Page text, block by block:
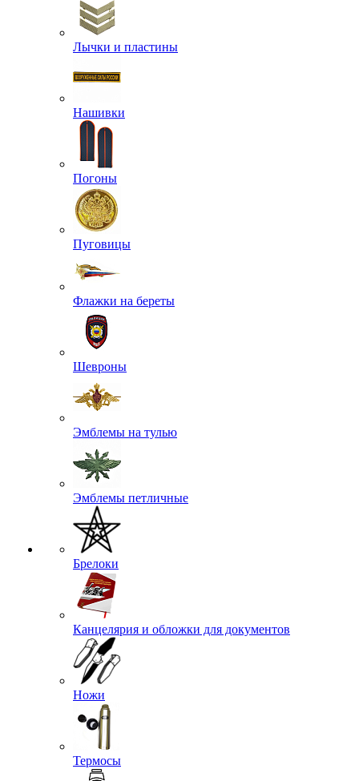
Лычки и пластины
Нашивки
Погоны
Пуговицы
Флажки на береты
Шевроны
Эмблемы на тулью
Эмблемы петличные
Брелоки
Канцелярия и обложки для документов
Ножи
Термосы